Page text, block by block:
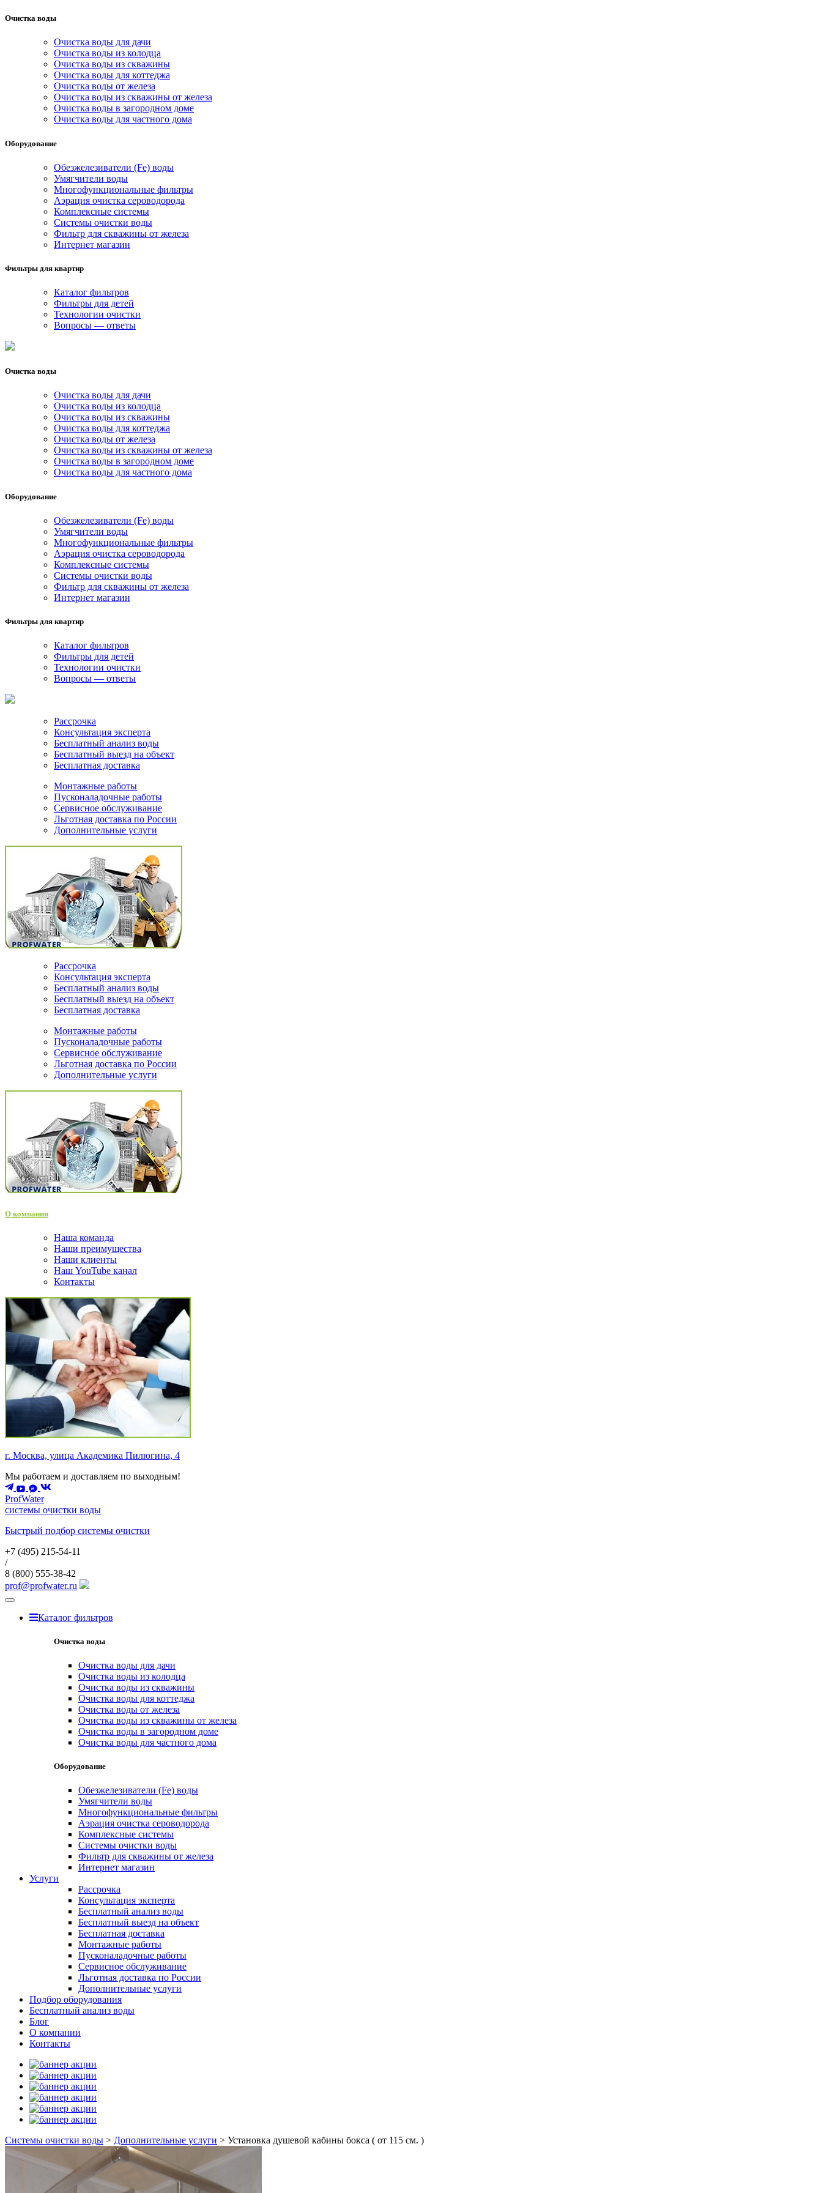
Очистка воды
Очистка воды для дачи
Очистка воды из колодца
Очистка воды из скважины
Очистка воды для коттеджа
Очистка воды от железа
Очистка воды из скважины от железа
Очистка воды в загородном доме
Очистка воды для частного дома
Оборудование
Обезжелезиватели (Fe) воды
Умягчители воды
Многофункциональные фильтры
Аэрация очистка сероводорода
Комплексные системы
Системы очистки воды
Фильтр для скважины от железа
Интернет магазин
Фильтры для квартир
Каталог фильтров
Фильтры для детей
Технологии очистки
Вопросы — ответы
Очистка воды
Очистка воды для дачи
Очистка воды из колодца
Очистка воды из скважины
Очистка воды для коттеджа
Очистка воды от железа
Очистка воды из скважины от железа
Очистка воды в загородном доме
Очистка воды для частного дома
Оборудование
Обезжелезиватели (Fe) воды
Умягчители воды
Многофункциональные фильтры
Аэрация очистка сероводорода
Комплексные системы
Системы очистки воды
Фильтр для скважины от железа
Интернет магазин
Фильтры для квартир
Каталог фильтров
Фильтры для детей
Технологии очистки
Вопросы — ответы
Рассрочка
Консультация эксперта
Бесплатный анализ воды
Бесплатный выезд на объект
Бесплатная доставка
Монтажные работы
Пусконаладочные работы
Сервисное обслуживание
Льготная доставка по России
Дополнительные услуги
Рассрочка
Консультация эксперта
Бесплатный анализ воды
Бесплатный выезд на объект
Бесплатная доставка
Монтажные работы
Пусконаладочные работы
Сервисное обслуживание
Льготная доставка по России
Дополнительные услуги
О компании
Наша команда
Наши преимущества
Наши клиенты
Наш YouTube канал
Контакты
г. Москва, улица Академика Пилюгина, 4
Мы работаем и доставляем по выходным!
ProfWater
системы очистки воды
Быстрый подбор системы очистки
+7 (495) 215-54-11
/
8 (800) 555-38-42
prof@profwater.ru
Меню
Каталог фильтров
Очистка воды
Очистка воды для дачи
Очистка воды из колодца
Очистка воды из скважины
Очистка воды для коттеджа
Очистка воды от железа
Очистка воды из скважины от железа
Очистка воды в загородном доме
Очистка воды для частного дома
Оборудование
Обезжелезиватели (Fe) воды
Умягчители воды
Многофункциональные фильтры
Аэрация очистка сероводорода
Комплексные системы
Системы очистки воды
Фильтр для скважины от железа
Интернет магазин
Услуги
Рассрочка
Консультация эксперта
Бесплатный анализ воды
Бесплатный выезд на объект
Бесплатная доставка
Монтажные работы
Пусконаладочные работы
Сервисное обслуживание
Льготная доставка по России
Дополнительные услуги
Подбор оборудования
Бесплатный анализ воды
Блог
О компании
Контакты
Системы очистки воды > Дополнительные услуги > Установка душевой кабины бокса ( от 115 см. )